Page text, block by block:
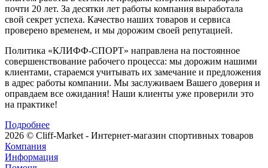
почти 20 лет. За десятки лет работы компания выработала
свой секрет успеха. Качество наших товаров и сервиса
проверено временем, и мы дорожим своей репутацией.
Политика «КЛИФФ-СПОРТ» направлена на постоянное
совершенствование рабочего процесса: мы дорожим нашими
клиентами, стараемся учитывать их замечание и предложения
в адрес работы компании. Мы заслуживаем Вашего доверия и
оправдаем все ожидания! Наши клиенты уже проверили это
на практике!
Подробнее
2026 © Cliff-Market - Интернет-магазин спортивных товаров
Компания
Информация